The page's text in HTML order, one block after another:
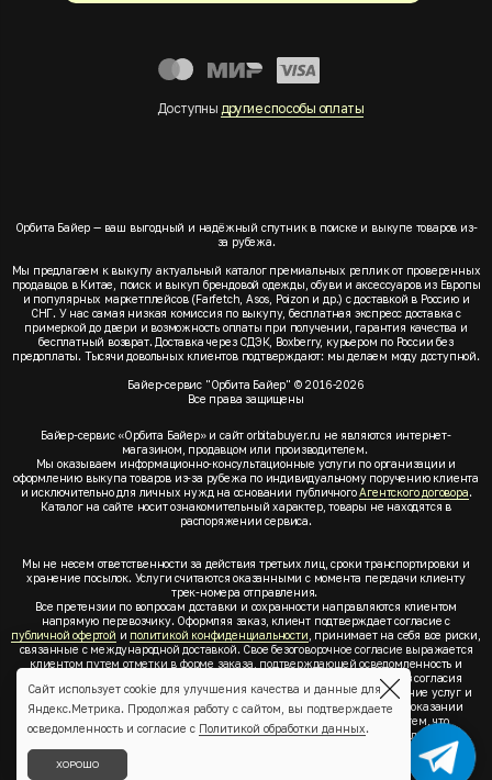
Доступны другие способы оплаты
Орбита Байер — ваш выгодный и надёжный спутник в поиске и выкупе товаров из-
за рубежа.
Мы предлагаем к выкупу актуальный каталог премиальных реплик от проверенных
продавцов в Китае, поиск и выкуп брендовой одежды, обуви и аксессуаров из Европы
и популярных маркетплейсов (Farfetch, Asos, Poizon и др.) с доставкой в Россию и
СНГ. У нас самая низкая комиссия по выкупу, бесплатная экспресс доставка с
примеркой до двери и возможность оплаты при получении, гарантия качества и
бесплатный возврат. Доставка через СДЭК, Boxberry, курьером по России без
предоплаты. Тысячи довольных клиентов подтверждают: мы делаем моду доступной.
Байер-сервис "Орбита Байер" © 2016-2026
Все права защищены
Байер-сервис «Орбита Байер» и сайт orbitabuyer.ru не являются интернет-
магазином, продавцом или производителем.
Мы оказываем информационно-консультационные услуги по организации и
оформлению выкупа товаров из-за рубежа по индивидуальному поручению клиента
и исключительно для личных нужд на основании публичногоАгентского договора.
Каталог на сайте носит ознакомительный характер, товары не находятся в
распоряжении сервиса.
Мы не несем ответственности за действия третьих лиц, сроки транспортировки и
хранение посылок. Услуги считаются оказанными с момента передачи клиенту
трек-номера отправления.
Все претензии по вопросам доставки и сохранности направляются клиентом
напрямую перевозчику. Оформляя заказ, клиент подтверждает согласие с
публичной офертой и политикой конфиденциальности , принимает на себя все риски,
связанные с международной доставкой. Свое безоговорочное согласие выражается
клиентом путем отметки в форме заказа, подтверждающей осведомленность и
согласие клиента со всеми предлагаемыми сервисом условиями. Без согласия
клиента спубличной офертой иполитикой конфиденциальностиоказание услуг и
оформление заказа невозможно. Заключая акцепт условий оферты об оказании
услуг, клиент понимает, заверяет, подтверждает и соглашается с тем, что
выкупаемые товары по индивидуальному запросу выбраны им для личных,
семейных, домашних, бытовых и иных нужд, не связанных с осуществлением
предпринимательской деятельности, он не будет продавать или иным образом
Сайт использует cookie для улучшения качества и данные для
Яндекс.Метрика. Продолжая работу с сайтом, вы подтверждаете
осведомленность и согласие с Политикой обработки данных.
ХОРОШО